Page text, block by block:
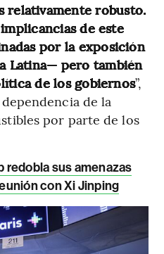
relativamente robusto.
de este
por la exposición
Latina— pero también
de los gobiernos”,
de la
por parte de los
redobla sus amenazas
con Xi Jinping